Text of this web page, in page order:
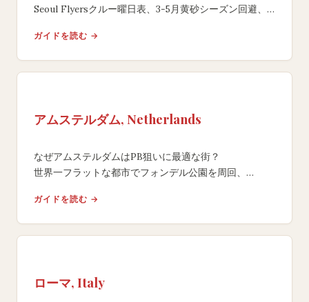
Seoul Flyersクルー曜日表、3-5月黄砂シーズン回避、
ガイドを読む →
アムステルダム, Netherlands
なぜアムステルダムはPB狙いに最適な街？
世界一フラットな都市でフォンデル公園を周回、
ガイドを読む →
ローマ, Italy